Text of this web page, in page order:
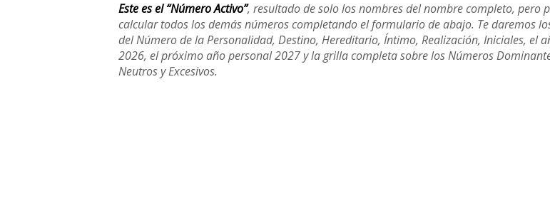
Este es el “Número Activo”, resultado de solo los nombres del nombre completo, pero
calcular todos los demás números completando el formulario de abajo. Te daremos
del Número de la Personalidad, Destino, Hereditario, Íntimo, Realización, Iniciales, el
2026, el próximo año personal 2027 y la grilla completa sobre los Números
Neutros y Excesivos.